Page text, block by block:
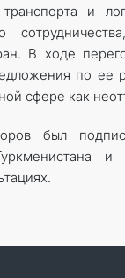
и
В ходе
по
сфере как
был